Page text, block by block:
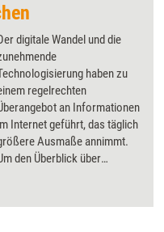
digitale Wandel und die
haben zu
regelrechten
an Informationen
Internet geführt, das täglich
Ausmaße annimmt.
den Überblick über
und -